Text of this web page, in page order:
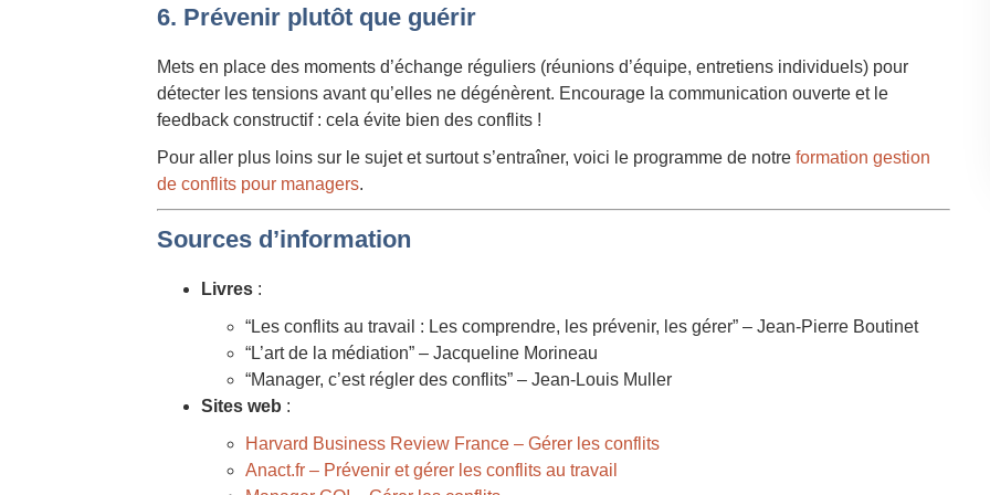
6. Prévenir plutôt que guérir
Mets en place des moments d’échange réguliers (réunions d’équipe, entretiens individuels) pour
détecter les tensions avant qu’elles ne dégénèrent. Encourage la communication ouverte et le
feedback constructif : cela évite bien des conflits !
Pour aller plus loins sur le sujet et surtout s’entraîner, voici le programme de notre formation gestion
de conflits pour managers.
Sources d’information
Livres :
“Les conflits au travail : Les comprendre, les prévenir, les gérer” – Jean-Pierre Boutinet
“L’art de la médiation” – Jacqueline Morineau
“Manager, c’est régler des conflits” – Jean-Louis Muller
Sites web :
Harvard Business Review France – Gérer les conflits
Anact.fr – Prévenir et gérer les conflits au travail